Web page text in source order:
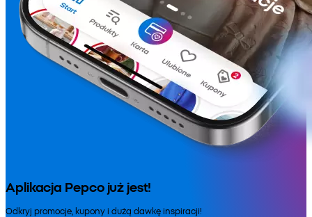
Aplikacja Pepco już jest!
Odkryj promocje, kupony i dużą dawkę inspiracji!